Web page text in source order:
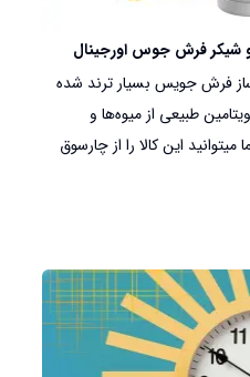
شیکر فرش جوس اورجینال
ساز فرش جویس بسیار ترند شده
طبیعی از میوه‌ها و
این کالا را از چارسوق